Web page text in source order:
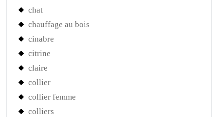
chat
chauffage au bois
cinabre
citrine
claire
collier
collier femme
colliers